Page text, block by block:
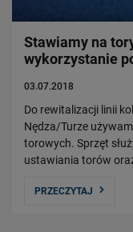
Stawiamy na
wykorzystanie
03.07.2018
Do rewitalizacji linii
Nędza/Turze
torowych. Sprzęt
ustawiania torów
PRZECZYTAJ